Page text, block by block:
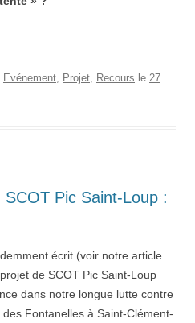
Evénement, Projet, Recours le 27
Pic Saint-Loup :
écrit (voir notre article
de SCOT Pic Saint-Loup
dans notre longue lutte contre
Fontanelles à Saint-Clément-